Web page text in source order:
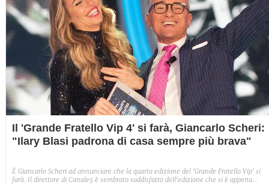
Il 'Grande Fratello Vip 4' si farà, Giancarlo Scheri:
"Ilary Blasi padrona di casa sempre più brava"
È Giancarlo Scheri ad annunciare che la quarta edizione del 'Grande Fratello Vip' si
farà. Il direttore di Canale5 è sembrato soddisfatto dell'edizione che si è appena